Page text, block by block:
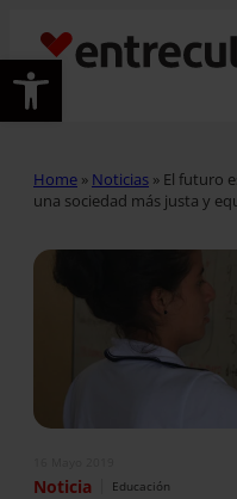
Abrir barra de
Home » Noticias » El futuro
una sociedad más justa y
Noticia Educación